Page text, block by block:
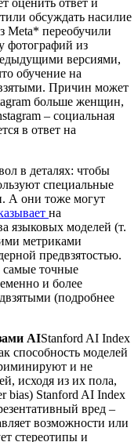
обсуждать насилие
Meta* переобучили
фотографий из
версиями,
обучение на
Причин может
больше женщин,
– социальная
в ответ на
в деталях: чтобы
специальные
А они тоже могут
на
языковых моделей (т.
метриками
предвзятостью.
самые точные
и более
(подробнее
AIStanford AI Index
способность моделей
и не
исходя из их пола,
bias) Stanford AI Index
вред –
возможности или
стереотипы и